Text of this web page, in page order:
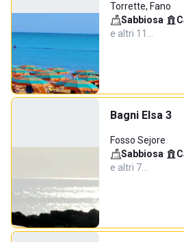
Torrette, Fano
Sabbiosa·
e altri 11…
Bagni Elsa 3
Fosso Sejore
Sabbiosa·
e altri 7…